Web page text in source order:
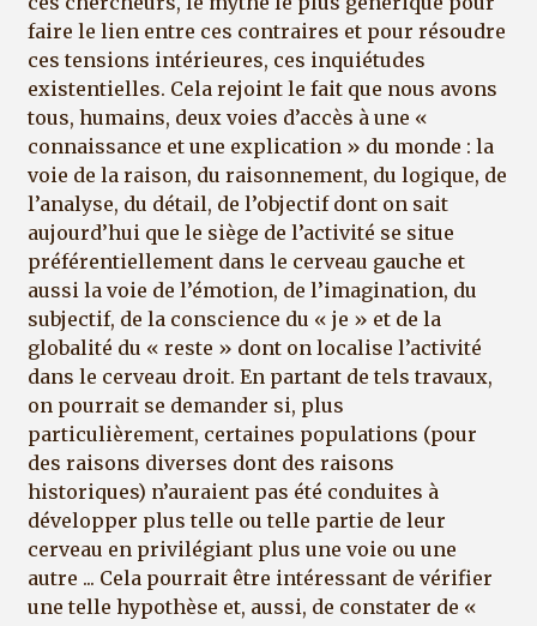
faire le lien entre ces contraires et pour résoudre
ces tensions intérieures, ces inquiétudes
existentielles. Cela rejoint le fait que nous avons
tous, humains, deux voies d’accès à une «
connaissance et une explication » du monde : la
voie de la raison, du raisonnement, du logique, de
l’analyse, du détail, de l’objectif dont on sait
aujourd’hui que le siège de l’activité se situe
préférentiellement dans le cerveau gauche et
aussi la voie de l’émotion, de l’imagination, du
subjectif, de la conscience du « je » et de la
globalité du « reste » dont on localise l’activité
dans le cerveau droit. En partant de tels travaux,
on pourrait se demander si, plus
particulièrement, certaines populations (pour
des raisons diverses dont des raisons
historiques) n’auraient pas été conduites à
développer plus telle ou telle partie de leur
cerveau en privilégiant plus une voie ou une
autre ... Cela pourrait être intéressant de vérifier
une telle hypothèse et, aussi, de constater de «